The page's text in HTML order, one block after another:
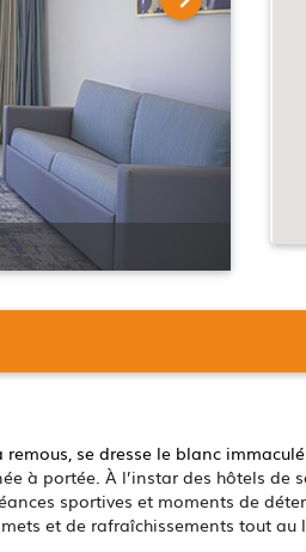
se dresse le blanc immaculé
à portée. À l’instar des hôtels de
sportives et moments de
et de rafraîchissements tout au